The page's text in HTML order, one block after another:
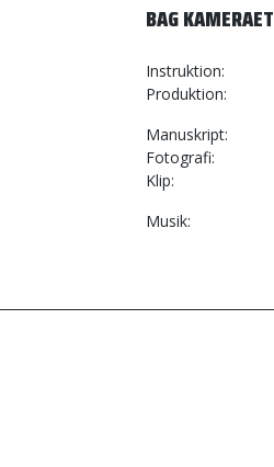
BAG KAMERAET
Instruktion
Produktion
Manuskript
Fotografi
Klip
Musik